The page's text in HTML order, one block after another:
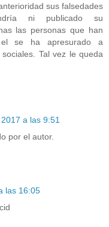
sus falsedades
ni publicado su
las personas que han
se ha apresurado a
Tal vez le queda
a las 9:51
por el autor.
las 16:05